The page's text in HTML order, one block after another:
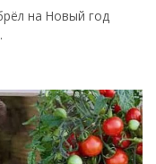
на Новый год